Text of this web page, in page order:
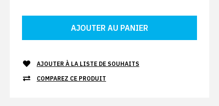
AJOUTER À LA LISTE DE SOUHAITS
COMPAREZ CE PRODUIT